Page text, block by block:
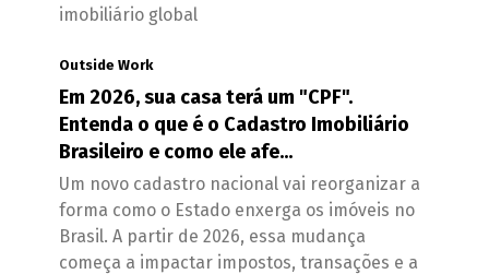
imobiliário global
Outside Work
Em 2026, sua casa terá um "CPF".
Entenda o que é o Cadastro Imobiliário
Brasileiro e como ele afe...
Um novo cadastro nacional vai reorganizar a
forma como o Estado enxerga os imóveis no
Brasil. A partir de 2026, essa mudança
começa a impactar impostos, transações e a